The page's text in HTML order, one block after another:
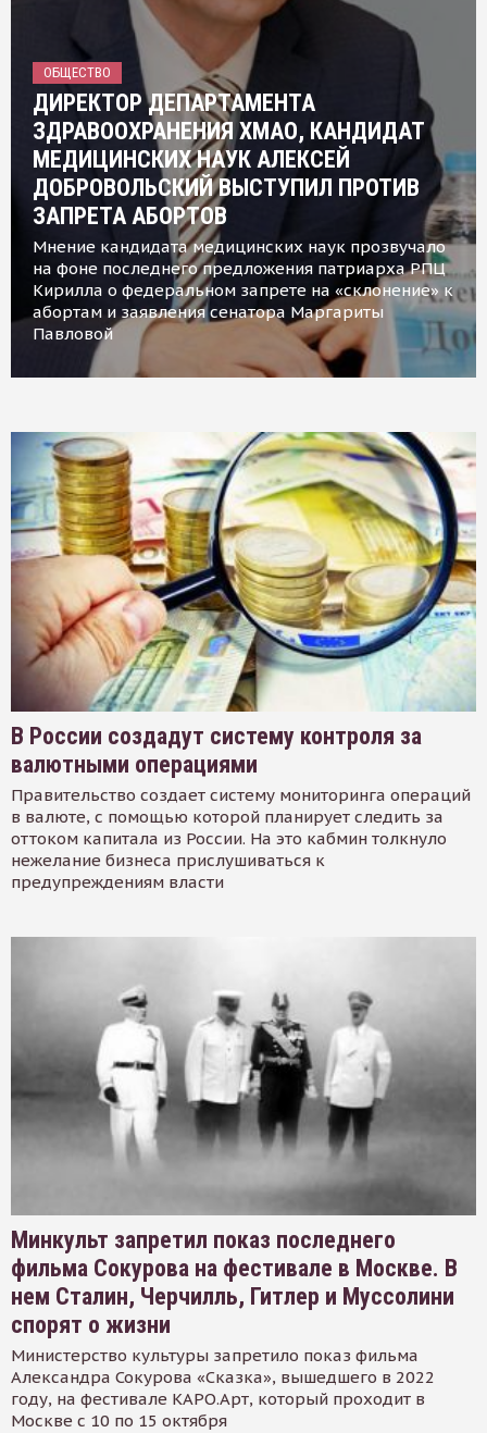
ОБЩЕСТВО
ДИРЕКТОР ДЕПАРТАМЕНТА
ЗДРАВООХРАНЕНИЯ ХМАО, КАНДИДАТ
МЕДИЦИНСКИХ НАУК АЛЕКСЕЙ
ДОБРОВОЛЬСКИЙ ВЫСТУПИЛ ПРОТИВ
ЗАПРЕТА АБОРТОВ
Мнение кандидата медицинских наук прозвучало
на фоне последнего предложения патриарха РПЦ
Кирилла о федеральном запрете на «склонение» к
абортам и заявления сенатора Маргариты
Павловой
В России создадут систему контроля за
валютными операциями
Правительство создает систему мониторинга операций
в валюте, с помощью которой планирует следить за
оттоком капитала из России. На это кабмин толкнуло
нежелание бизнеса прислушиваться к
предупреждениям власти
Минкульт запретил показ последнего
фильма Сокурова на фестивале в Москве. В
нем Сталин, Черчилль, Гитлер и Муссолини
спорят о жизни
Министерство культуры запретило показ фильма
Александра Сокурова «Сказка», вышедшего в 2022
году, на фестивале КАРО.Арт, который проходит в
Москве с 10 по 15 октября